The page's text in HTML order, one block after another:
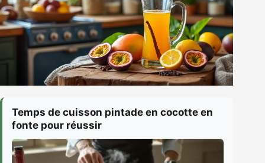
Temps de cuisson pintade en cocotte en
fonte pour réussir